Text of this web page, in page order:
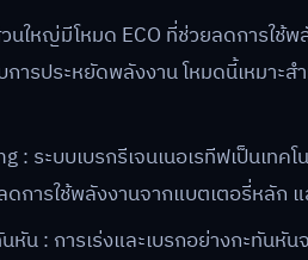
นใหญ่มีโหมด ECO ที่ช่วยลดการใช้
การประหยัดพลังงาน โหมดนี้เหมา
: ระบบเบรกรีเจนเนอเรทีฟเป็นเท
ดการใช้พลังงานจากแบตเตอรี่หลัก
หัน : การเร่งและเบรกอย่างกะทัน